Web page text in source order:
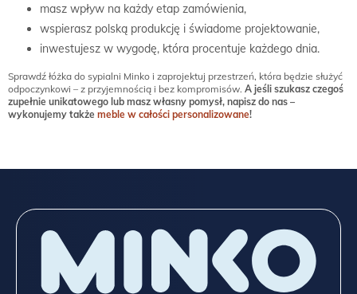
masz wpływ na każdy etap zamówienia,
wspierasz polską produkcję i świadome projektowanie,
inwestujesz w wygodę, która procentuje każdego dnia.
Sprawdź łóżka do sypialni Minko i zaprojektuj przestrzeń, która będzie służyć
odpoczynkowi – z przyjemnością i bez kompromisów. A jeśli szukasz czegoś
zupełnie unikatowego lub masz własny pomysł, napisz do nas –
wykonujemy także meble w całości personalizowane!